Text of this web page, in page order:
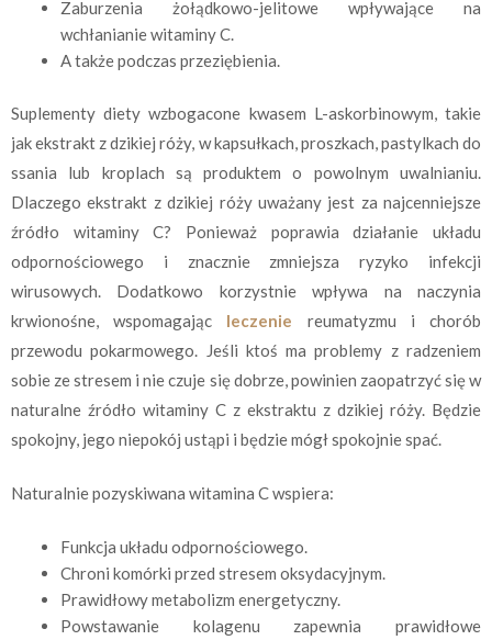
Zaburzenia żołądkowo-jelitowe wpływające na
wchłanianie witaminy C.
A także podczas przeziębienia.
Suplementy diety wzbogacone kwasem L-askorbinowym, takie
jak ekstrakt z dzikiej róży, w kapsułkach, proszkach, pastylkach do
ssania lub kroplach są produktem o powolnym uwalnianiu.
Dlaczego ekstrakt z dzikiej róży uważany jest za najcenniejsze
źródło witaminy C? Ponieważ poprawia działanie układu
odpornościowego i znacznie zmniejsza ryzyko infekcji
wirusowych. Dodatkowo korzystnie wpływa na naczynia
krwionośne, wspomagając leczenie reumatyzmu i chorób
przewodu pokarmowego. Jeśli ktoś ma problemy z radzeniem
sobie ze stresem i nie czuje się dobrze, powinien zaopatrzyć się w
naturalne źródło witaminy C z ekstraktu z dzikiej róży. Będzie
spokojny, jego niepokój ustąpi i będzie mógł spokojnie spać.
Naturalnie pozyskiwana witamina C wspiera:
Funkcja układu odpornościowego.
Chroni komórki przed stresem oksydacyjnym.
Prawidłowy metabolizm energetyczny.
Powstawanie kolagenu zapewnia prawidłowe